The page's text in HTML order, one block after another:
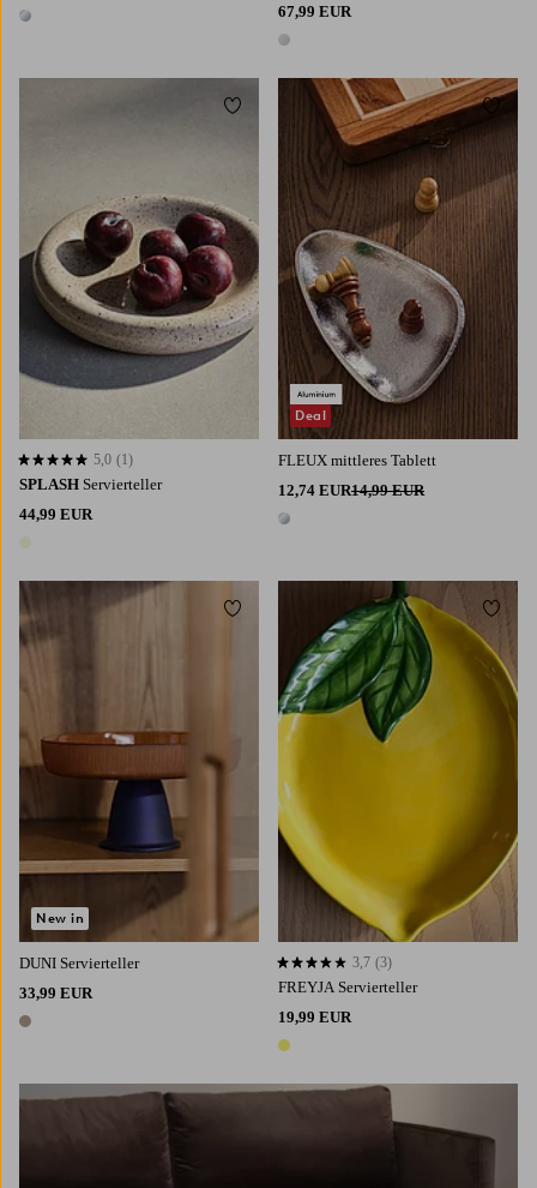
1 Farbe
67,99 EUR
1 Farbe
SPLASH Servierteller
44,99 EUR
5,0 basierend auf 1 Bewertungen
5,0 (1)
Zu Favoriten hinzufügen
FLEUX mittleres Tablett
12,74 EUR14,99 EUR
1 Farbe
Deal
Zu
DUNI Servierteller
33,99 EUR
1 Farbe
New in
Zu Favoriten hinzufügen
FREYJA Servierteller
19,99 EUR
1 Farbe
3,7 basierend auf 3 Bewertungen
3,7 (3)
Zu